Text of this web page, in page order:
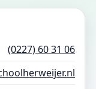
(0227) 60 31 06